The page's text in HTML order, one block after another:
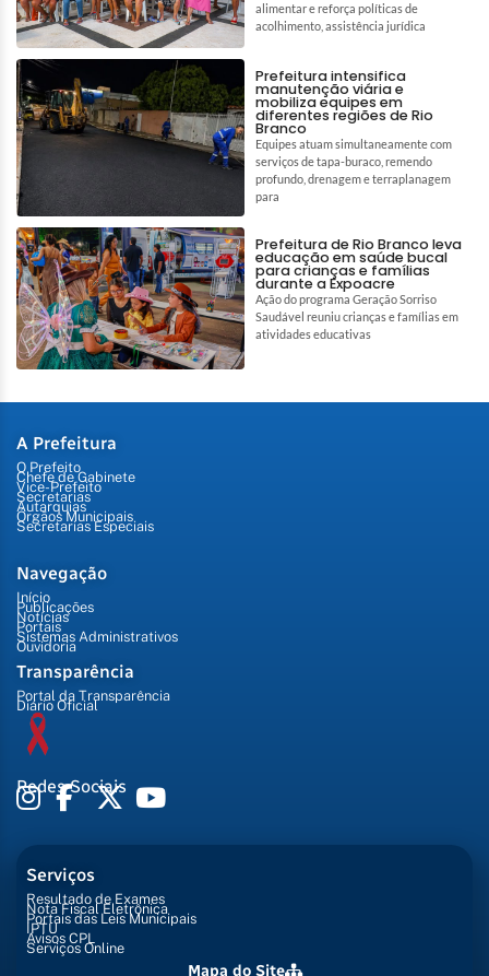
alimentar e reforça políticas de
acolhimento, assistência jurídica
Prefeitura intensifica
manutenção viária e
mobiliza equipes em
diferentes regiões de Rio
Branco
Equipes atuam simultaneamente com
serviços de tapa-buraco, remendo
profundo, drenagem e terraplanagem
para
Prefeitura de Rio Branco leva
educação em saúde bucal
para crianças e famílias
durante a Expoacre
Ação do programa Geração Sorriso
Saudável reuniu crianças e famílias em
atividades educativas
A Prefeitura
O Prefeito
Chefe de Gabinete
Vice-Prefeito
Secretarias
Autarquias
Órgãos Municipais
Secretarias Especiais
Navegação
Início
Publicações
Notícias
Portais
Sistemas Administrativos
Ouvidoria
Transparência
Portal da Transparência
Diário Oficial
Redes Sociais
Serviços
Resultado de Exames
Nota Fiscal Eletrônica
Portais das Leis Municipais
IPTU
Avisos CPL
Serviços Online
Mapa do Site